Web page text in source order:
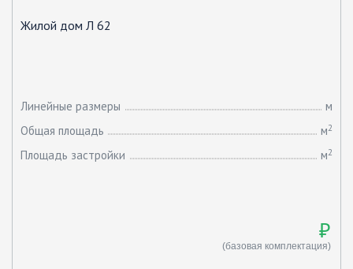
Жилой дом Л 62
Линейные размеры
м
Общая площадь
м2
Площадь застройки м2
₽
(базовая комплектация)